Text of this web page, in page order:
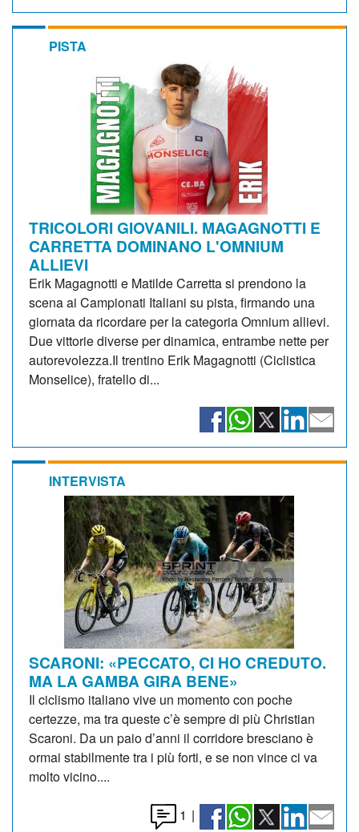
PISTA
TRICOLORI GIOVANILI. MAGAGNOTTI E
CARRETTA DOMINANO L'OMNIUM
ALLIEVI
Erik Magagnotti e Matilde Carretta si prendono la
scena ai Campionati Italiani su pista, firmando una
giornata da ricordare per la categoria Omnium allievi.
Due vittorie diverse per dinamica, entrambe nette per
autorevolezza.Il trentino Erik Magagnotti (Ciclistica
Monselice), fratello di...
INTERVISTA
SCARONI: «PECCATO, CI HO CREDUTO.
MA LA GAMBA GIRA BENE»
Il ciclismo italiano vive un momento con poche
certezze, ma tra queste c’è sempre di più Christian
Scaroni. Da un paio d’anni il corridore bresciano è
ormai stabilmente tra i più forti, e se non vince ci va
molto vicino....
1 |